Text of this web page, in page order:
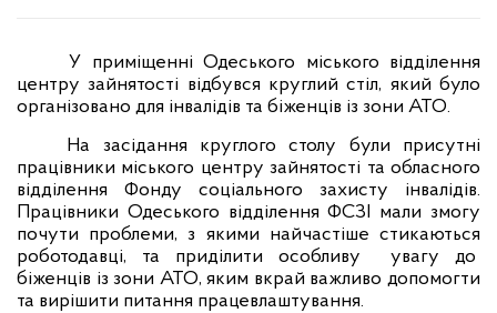
У приміщенні Одеського міського відділення
центру зайнятості відбувся круглий стіл, який було
організовано для інвалідів та біженців із зони АТО.
На засідання круглого столу були присутні
працівники міського центру зайнятості та обласного
відділення Фонду соціального захисту інвалідів.
Працівники Одеського відділення ФСЗІ мали змогу
почути проблеми, з якими найчастіше стикаються
роботодавці, та приділити особливу
увагу до
біженців із зони АТО, яким вкрай важливо допомогти
та вирішити питання працевлаштування.